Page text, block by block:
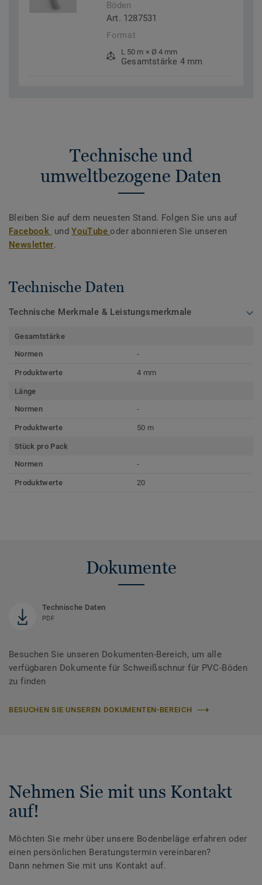
Böden
Art. 1287531
Format
L 50 m × Ø 4 mm
Gesamtstärke 4 mm
Technische und
umweltbezogene Daten
Bleiben Sie auf dem neuesten Stand. Folgen Sie uns auf
Facebook undYouTubeoder abonnieren Sie unseren
Newsletter.
Technische Daten
Technische Merkmale & Leistungsmerkmale
Gesamtstärke
Normen
-
Produktwerte 4 mm
Länge
Normen
-
Produktwerte 50 m
Stück pro Pack
Normen
-
Produktwerte 20
Dokumente
Technische Daten
PDF
Besuchen Sie unseren Dokumenten-Bereich, um alle
verfügbaren Dokumente für Schweißschnur für PVC-Böden
zu finden
BESUCHEN SIE UNSEREN DOKUMENTEN-BEREICH
Nehmen Sie mit uns Kontakt
auf!
Möchten Sie mehr über unsere Bodenbeläge erfahren oder
einen persönlichen Beratungstermin vereinbaren?
Dann nehmen Sie mit uns Kontakt auf.